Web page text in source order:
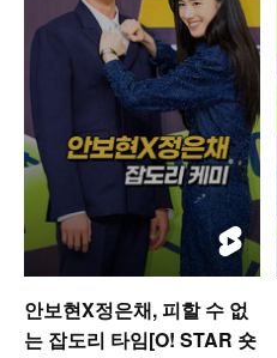
안보현X정은채, 피할 수 없
는 잡도리 타임[O! STAR 숏